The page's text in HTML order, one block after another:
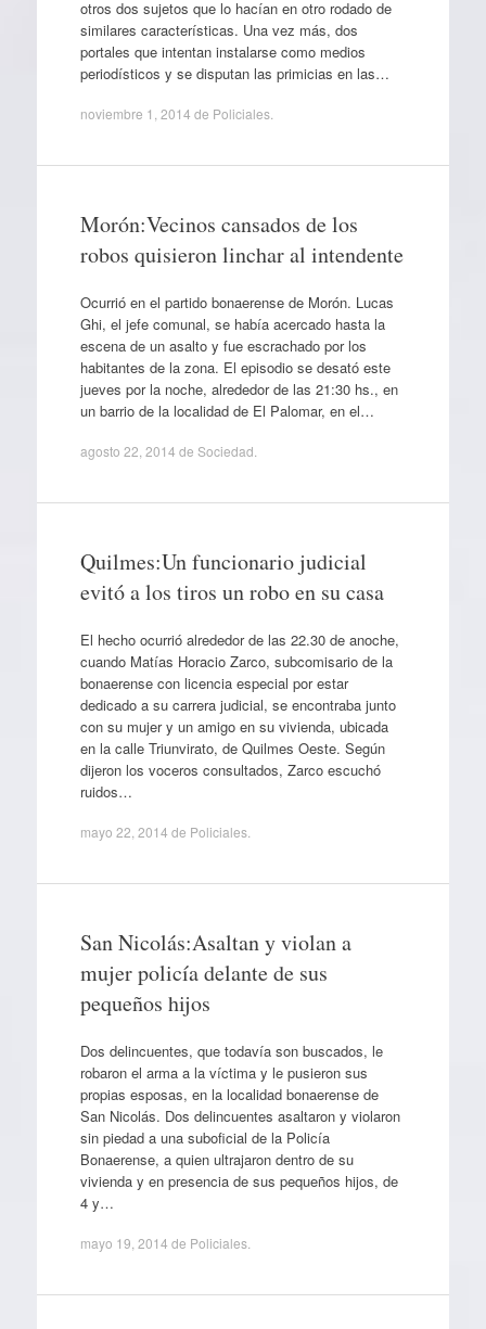
otros dos sujetos que lo hacían en otro rodado de
similares características. Una vez más, dos
portales que intentan instalarse como medios
periodísticos y se disputan las primicias en las…
noviembre 1, 2014 de Policiales.
Morón:Vecinos cansados de los
robos quisieron linchar al intendente
Ocurrió en el partido bonaerense de Morón. Lucas
Ghi, el jefe comunal, se había acercado hasta la
escena de un asalto y fue escrachado por los
habitantes de la zona. El episodio se desató este
jueves por la noche, alrededor de las 21:30 hs., en
un barrio de la localidad de El Palomar, en el…
agosto 22, 2014 de Sociedad
Quilmes:Un funcionario judicial
evitó a los tiros un robo en su casa
El hecho ocurrió alrededor de las 22.30 de anoche,
cuando Matías Horacio Zarco, subcomisario de la
bonaerense con licencia especial por estar
dedicado a su carrera judicial, se encontraba junto
con su mujer y un amigo en su vivienda, ubicada
en la calle Triunvirato, de Quilmes Oeste. Según
dijeron los voceros consultados, Zarco escuchó
ruidos…
mayo 22, 2014 de Policiales.
San Nicolás:Asaltan y violan a
mujer policía delante de sus
pequeños hijos
Dos delincuentes, que todavía son buscados, le
robaron el arma a la víctima y le pusieron sus
propias esposas, en la localidad bonaerense de
San Nicolás. Dos delincuentes asaltaron y violaron
sin piedad a una suboficial de la Policía
Bonaerense, a quien ultrajaron dentro de su
vivienda y en presencia de sus pequeños hijos, de
4 y…
mayo 19, 2014 de Policiales.